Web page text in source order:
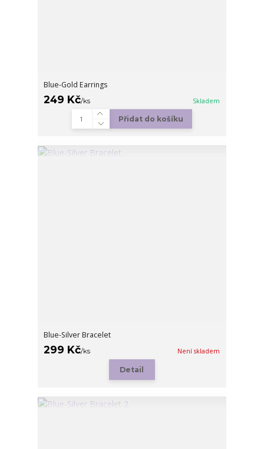
Blue-Gold Earrings
249 Kč/ks Skladem
Přidat do košíku
Blue-Silver Bracelet
299 Kč/ks Není skladem
Detail